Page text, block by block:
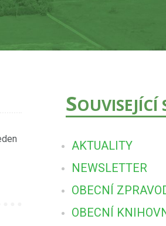
SOUVISEJÍCÍ
AKTUALITY
NEWSLETTER
OBECNÍ
OBECNÍ